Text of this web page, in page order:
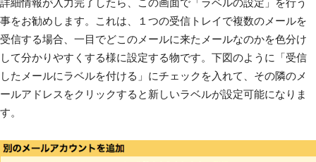
事をお勧めします。これは、１つの受信トレイで複数のメールを
受信する場合、一目でどこのメールに来たメールなのかを色分け
して分かりやすくする様に設定する物です。下図のように「受信
したメールにラベルを付ける」にチェックを入れて、その隣のメ
ールアドレスをクリックすると新しいラベルが設定可能になりま
す。